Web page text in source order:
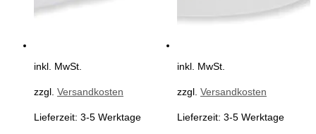
inkl. MwSt.
zzgl. Versandkosten
Lieferzeit: 3-5 Werktage
inkl. MwSt.
zzgl. Versandkosten
Lieferzeit: 3-5 Werktage